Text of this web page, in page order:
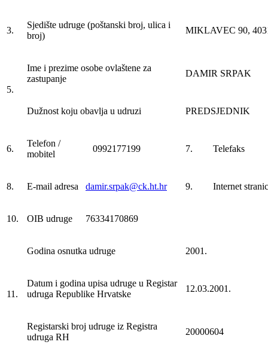
3.
Sjedište udruge (poštanski broj, ulica i
broj)
MIKLAVEC 90,
5.
Ime i prezime osobe ovlaštene za
zastupanje
DAMIR SRPAK
Dužnost koju obavlja u udruzi PREDSJEDNIK
6.
Telefon /
mobitel
0992177199 7. Telefaks
8. E-mail adresa damir.srpak@ck.ht.hr 9. Internet
10. OIB udruge 76334170869
11.
Godina osnutka udruge 2001.
Datum i godina upisa udruge u Registar
udruga Republike Hrvatske
12.03.2001.
Registarski broj udruge iz Registra
udruga RH
20000604